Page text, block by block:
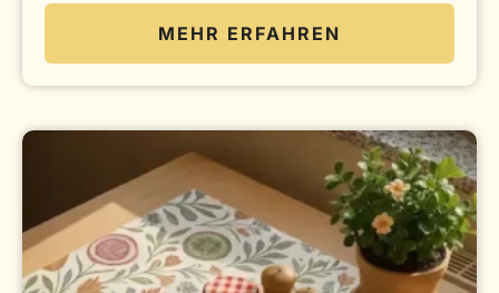
MEHR ERFAHREN